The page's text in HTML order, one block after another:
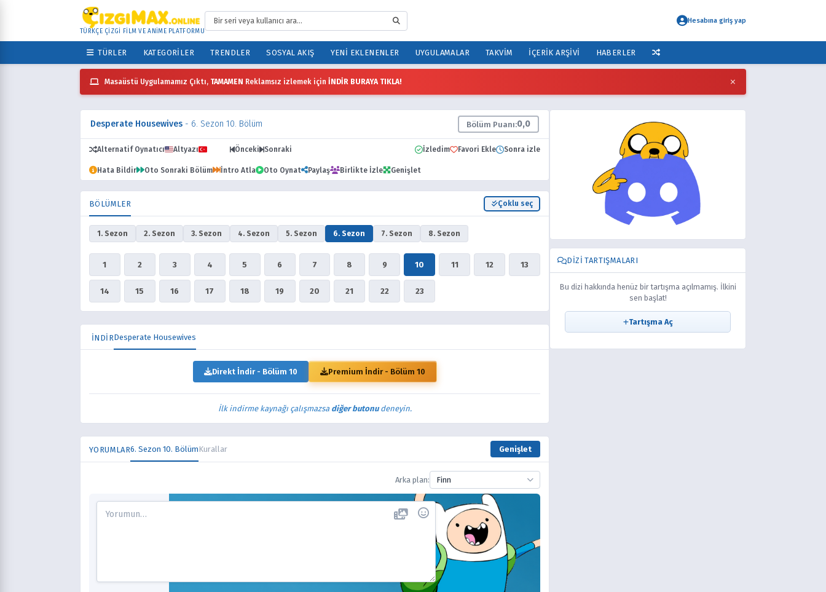
TÜRKÇE ÇİZGİ FİLM VE ANİME PLATFORMU
Hesabına giriş yap
TÜRLER KATEGORILER TRENDLER SOSYAL AKIŞ YENI EKLENENLER UYGULAMALAR TAKVIM İÇERIK ARŞIVI HABERLER
Masaüstü Uygulamamız Çıktı, TAMAMEN Reklamsız izlemek için İNDİR BURAYA TIKLA! ×
Desperate Housewives - 6. Sezon 10. Bölüm Bölüm Puanı:0,0
Alternatif Oynatıcı Altyazı Önceki Sonraki İzledim Favori Ekle Sonra izle
Hata Bildir Oto Sonraki Bölüm İntro Atla Oto Oynat Paylaş Birlikte İzle Genişlet
BÖLÜMLER Çoklu seç
1. Sezon 2. Sezon 3. Sezon 4. Sezon 5. Sezon 6. Sezon 7. Sezon 8. Sezon
1 2 3 4 5 6 7 8 9 10 11 12 13
14 15 16 17 18 19 20 21 22 23
İNDİRDesperate Housewives
Direkt İndir - Bölüm 10 Premium İndir - Bölüm 10
İlk indirme kaynağı çalışmazsa diğer butonudeneyin.
YORUMLAR6. Sezon 10. BölümKurallar Genişlet
Arka plan: Finn
DIZI TARTIŞMALARI
Bu dizi hakkında henüz bir tartışma açılmamış. İlkini
sen başlat!
Tartışma Aç